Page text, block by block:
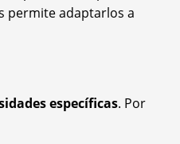
permite adaptarlos a
específicas. Por